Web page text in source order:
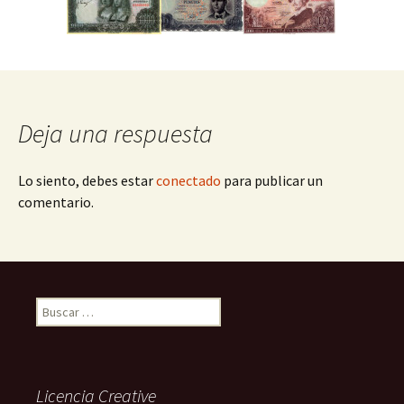
Deja una respuesta
Lo siento, debes estarconectado para publicar un
comentario.
Buscar:
Licencia Creative